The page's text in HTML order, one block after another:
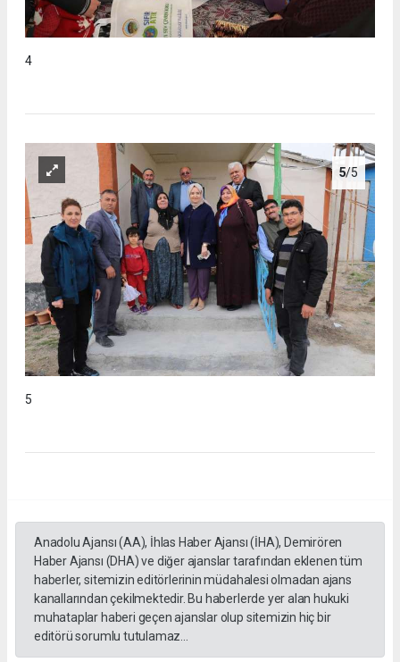
4
5/5
5
Anadolu Ajansı (AA), İhlas Haber Ajansı (İHA), Demirören
Haber Ajansı (DHA) ve diğer ajanslar tarafından eklenen tüm
haberler, sitemizin editörlerinin müdahalesi olmadan ajans
kanallarından çekilmektedir. Bu haberlerde yer alan hukuki
muhataplar haberi geçen ajanslar olup sitemizin hiç bir
editörü sorumlu tutulamaz...